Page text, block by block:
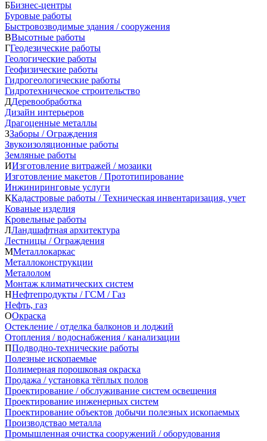
ББизнес-центры
Буровые работы
Быстровозводимые здания / сооружения
ВВысотные работы
ГГеодезические работы
Геологические работы
Геофизические работы
Гидрогеологические работы
Гидротехническое строительство
ДДеревообработка
Дизайн интерьеров
Драгоценные металлы
ЗЗаборы / Ограждения
Звукоизоляционные работы
Земляные работы
ИИзготовление витражей / мозаики
Изготовление макетов / Прототипирование
Инжиниринговые услуги
ККадастровые работы / Техническая инвентаризация, учет
Кованые изделия
Кровельные работы
ЛЛандшафтная архитектура
Лестницы / Ограждения
ММеталлокаркас
Металлоконструкции
Металолом
Монтаж климатических систем
ННефтепродукты / ГСМ / Газ
Нефть, газ
ООкраска
Остекление / отделка балконов и лоджий
Отопления / водоснабжения / канализации
ППодводно-технические работы
Полезные ископаемые
Полимерная порошковая окраска
Продажа / установка тёплых полов
Проектирование / обслуживание систем освещения
Проектирование инженерных систем
Проектирование объектов добычи полезных ископаемых
Производствао металла
Промышленная очистка сооружений / оборудования